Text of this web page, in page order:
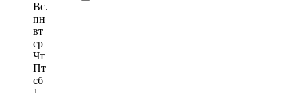
Вс.
пн
вт
ср
Чт
Пт
сб